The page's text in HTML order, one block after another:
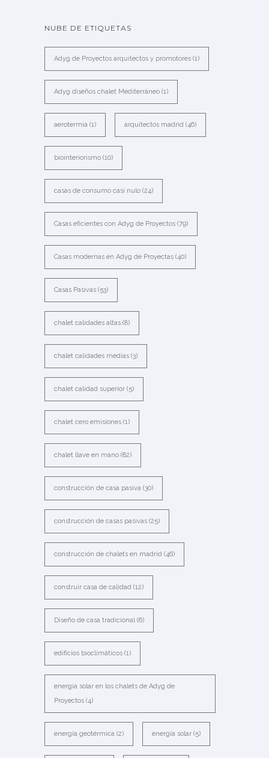
NUBE DE ETIQUETAS
Adyg de Proyectos arquitectos y promotores (1)
Adyg diseños chalet Mediterráneo (1)
aerotermia (1) arquitectos madrid (46)
biointeriorismo (10)
casas de consumo casi nulo (24)
Casas eficientes con Adyg de Proyectos (79)
Casas modernas en Adyg de Proyectas (40)
Casas Pasivas (53)
chalet calidades altas (8)
chalet calidades medias (3)
chalet calidad superior (5)
chalet cero emisiones (1)
chalet llave en mano (82)
construcción de casa pasiva (30)
construcción de casas pasivas (25)
construcción de chalets en madrid (46)
construir casa de calidad (12)
Diseño de casa tradicional (6)
edificios bioclimáticos (1)
energia solar en los chalets de Adyg de
Proyectos (4)
energía geotérmica (2) energía solar (5)